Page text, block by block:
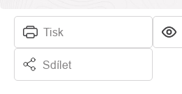
Tisk
Sdílet